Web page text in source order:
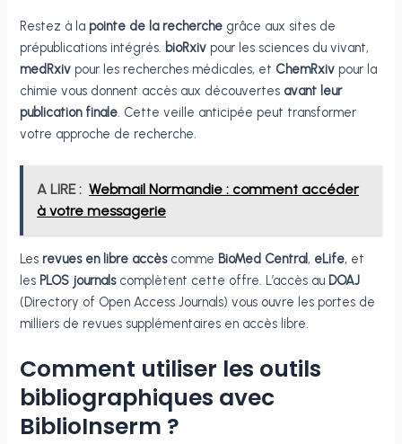
Restez à la pointe de la recherche grâce aux sites de
prépublications intégrés. bioRxiv pour les sciences du vivant,
medRxiv pour les recherches médicales, et ChemRxiv pour la
chimie vous donnent accès aux découvertes avant leur
publication finale. Cette veille anticipée peut transformer
votre approche de recherche.
A LIRE : Webmail Normandie : comment accéder
à votre messagerie
Les revues en libre accèscomme BioMed Central, eLife, et
les PLOS journalscomplètent cette offre. L’accès au DOAJ
(Directory of Open Access Journals) vous ouvre les portes de
milliers de revues supplémentaires en accès libre.
Comment utiliser les outils
bibliographiques avec
BiblioInserm ?